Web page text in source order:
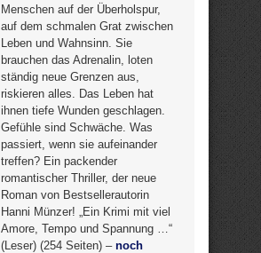
Menschen auf der Überholspur,
auf dem schmalen Grat zwischen
Leben und Wahnsinn. Sie
brauchen das Adrenalin, loten
ständig neue Grenzen aus,
riskieren alles. Das Leben hat
ihnen tiefe Wunden geschlagen.
Gefühle sind Schwäche. Was
passiert, wenn sie aufeinander
treffen? Ein packender
romantischer Thriller, der neue
Roman von Bestsellerautorin
Hanni Münzer! „Ein Krimi mit viel
Amore, Tempo und Spannung …“
(Leser) (254 Seiten) – noch